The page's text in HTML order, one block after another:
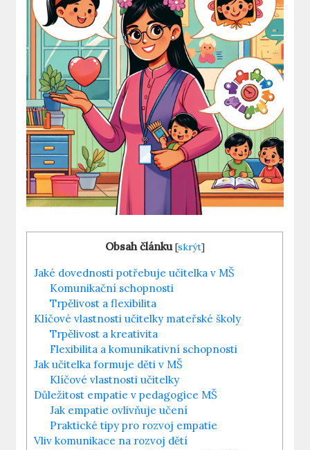
Obsah článku [skrýt]
Jaké ⁣dovednosti potřebuje učitelka v MŠ
Komunikační schopnosti
Trpělivost ⁢a flexibilita
Klíčové⁤ vlastnosti⁣ učitelky mateřské školy
Trpělivost a kreativita
Flexibilita a komunikativní‌ schopnosti
Jak učitelka formuje děti v MŠ
Klíčové vlastnosti učitelky
Důležitost empatie‍ v pedagogice ⁣MŠ
Jak empatie ovlivňuje ​učení
Praktické tipy pro rozvoj empatie
Vliv ⁣komunikace na rozvoj dětí